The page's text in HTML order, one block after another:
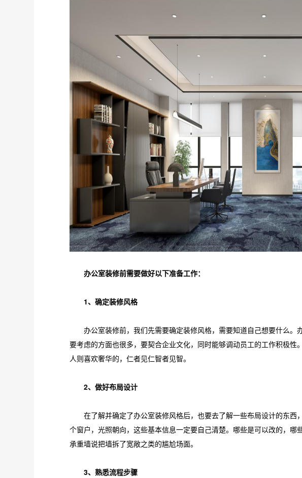
办公室装修前需要做好以下准备工作：
1、确定装修风格
办公室装修前，我们先需要确定装修风格，需要知道自己想要什么。
要考虑的方面也很多，要契合企业文化，同时能够调动员工的工作积极
人则喜欢奢华的，仁者见仁智者见智。
2、做好布局设计
在了解并确定了办公室装修风格后，也要去了解一些布局设计的东西
个窗户，光照朝向，这些基本信息一定要自己清楚。哪些是可以改的，哪
承重墙说把墙拆了宽敞之类的尴尬场面。
3、熟悉流程步骤